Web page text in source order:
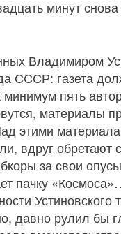
минут
Владимиром
СССР: газета
пять
материалы
этими
вдруг
за свои
пачку
Устиновского
давно рулил бы